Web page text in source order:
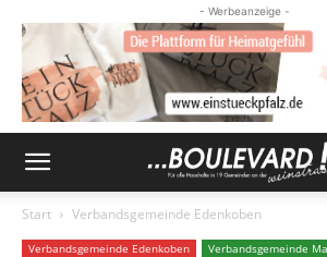
- Werbeanzeige -
Start Verbandsgemeinde Edenkoben
Verbandsgemeinde Edenkoben Verbandsgemeinde